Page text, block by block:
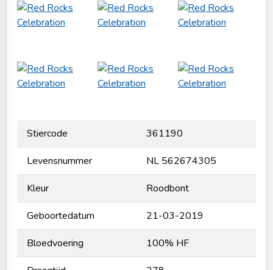
Stiercode 361190
Levensnummer NL 562674305
Kleur Roodbont
Geboortedatum 21-03-2019
Bloedvoering 100% HF